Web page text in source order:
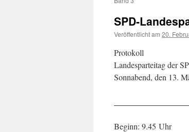
SPD-
Veröffentlicht am 20.
Protokoll
Landesparteitag der
Sonnabend, den 13.
Beginn: 9.45 Uhr